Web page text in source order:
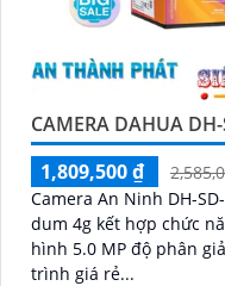
CAMERA DAHUA
1,809,500 ₫
Camera An Ninh DH-
dum 4g kết hợp chức năng Phát Hiện Người chất lượng
hình 5.0 MP độ phân giải Ultra 4k
trình giá rẻ...